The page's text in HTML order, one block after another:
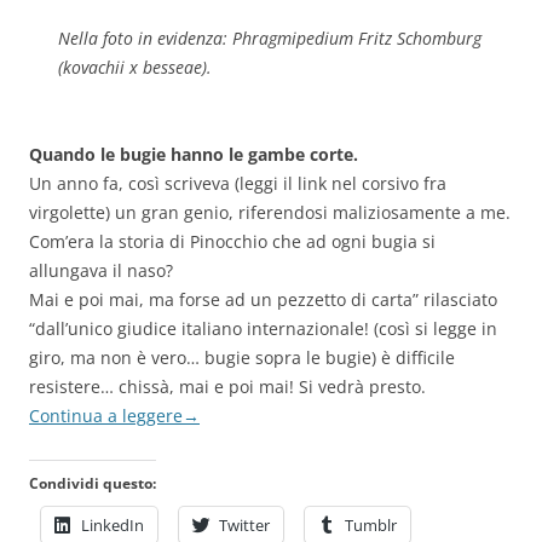
Nella foto in evidenza: Phragmipedium Fritz Schomburg
(kovachii x besseae).
Quando le bugie hanno le gambe corte.
Un anno fa, così scriveva (leggi il link nel corsivo fra
virgolette) un gran genio, riferendosi maliziosamente a me.
Com’era la storia di Pinocchio che ad ogni bugia si
allungava il naso?
Mai e poi mai, ma forse ad un pezzetto di carta” rilasciato
“dall’unico giudice italiano internazionale! (così si legge in
giro, ma non è vero… bugie sopra le bugie) è difficile
resistere… chissà, mai e poi mai! Si vedrà presto.
Continua a leggere→
Condividi questo:
LinkedIn Twitter Tumblr